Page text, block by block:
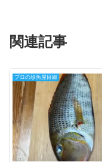
関連記事
プロの珍魚屋目線